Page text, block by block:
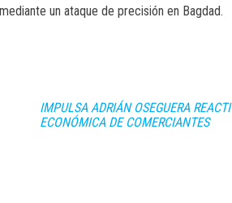
un ataque de precisión en Bagdad.
IMPULSA ADRIÁN OSEGUERA
ECONÓMICA DE COMERCIANTES